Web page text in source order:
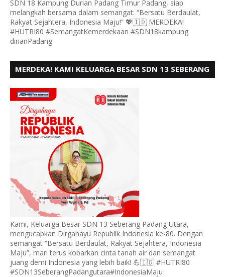
SDN 18 Kampung Durian Padang Timur Padang, siap
melangkah bersama dalam semangat: “Bersatu Berdaulat,
Rakyat Sejahtera, Indonesia Maju!” 💖🇮🇩 MERDEKA!
#HUTRI80 #SemangatKemerdekaan #SDN18kampung
dirianPadang
MERDEKA! KAMI KELUARGA BESAR SDN 13 SEBERANG
Kami, Keluarga Besar SDN 13 Seberang Padang Utara,
mengucapkan Dirgahayu Republik Indonesia ke-80. Dengan
semangat “Bersatu Berdaulat, Rakyat Sejahtera, Indonesia
Maju”, mari terus kobarkan cinta tanah air dan semangat
juang demi Indonesia yang lebih baik! 💪🇮🇩 #HUTRI80
#SDN13SeberangPadangutara#IndonesiaMaju